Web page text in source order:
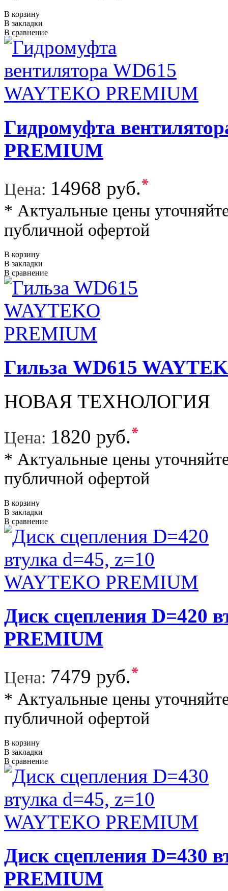
В корзину
В закладки
В сравнение
Гидромуфта
PREMIUM
Цена: 14968 руб.*
* Актуальные цены
публичной офертой
В корзину
В закладки
В сравнение
Гильза WD615
НОВАЯ ТЕХНОЛОГИЯ
Цена: 1820 руб.*
* Актуальные цены
публичной офертой
В корзину
В закладки
В сравнение
Диск сцепления D=420
PREMIUM
Цена: 7479 руб.*
* Актуальные цены
публичной офертой
В корзину
В закладки
В сравнение
Диск сцепления D=430
PREMIUM